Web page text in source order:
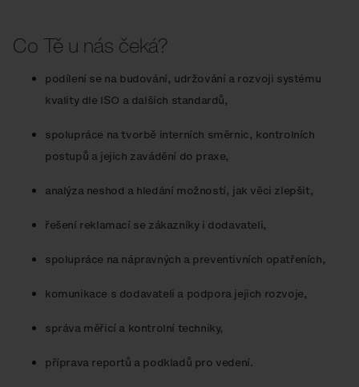
Co Tě u nás čeká?
podílení se na budování, udržování a rozvoji systému
kvality dle ISO a dalších standardů,
spolupráce na tvorbě interních směrnic, kontrolních
postupů a jejich zavádění do praxe,
analýza neshod a hledání možností, jak věci zlepšit,
řešení reklamací se zákazníky i dodavateli,
spolupráce na nápravných a preventivních opatřeních,
komunikace s dodavateli a podpora jejich rozvoje,
správa měřicí a kontrolní techniky,
příprava reportů a podkladů pro vedení.